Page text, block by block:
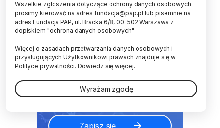
E-mail
Akceptujeregulamini wyrażam
zgodę naprzetwarzanie powyższych
otrzymywania newslettera.
Wszelkie zgłoszenia dotyczące ochrony danych osobowych
prosimy kierować na adres fundacja@pap.pl lub pisemnie na
adres Fundacja PAP, ul. Bracka 6/8, 00-502 Warszawa z
dopiskiem "ochrona danych osobowych"
Więcej o zasadach przetwarzania danych osobowych i
przysługujących Użytkownikowi prawach znajduje się w
Polityce prywatności. Dowiedz się więcej.
Wyrażam zgodę